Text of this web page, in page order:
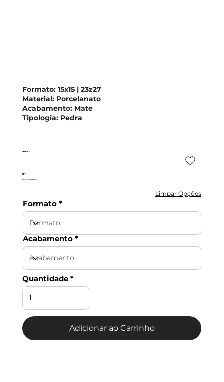
Veracruz
ITT
Preço Sob Consulta
Limpar Opções
Formato
Acabamento
Quantidade
Adicionar ao Carrinho
Formato:15x15 | 23z27
Material:Porcelanato
Acabamento:Mate
Tipologia:Pedra